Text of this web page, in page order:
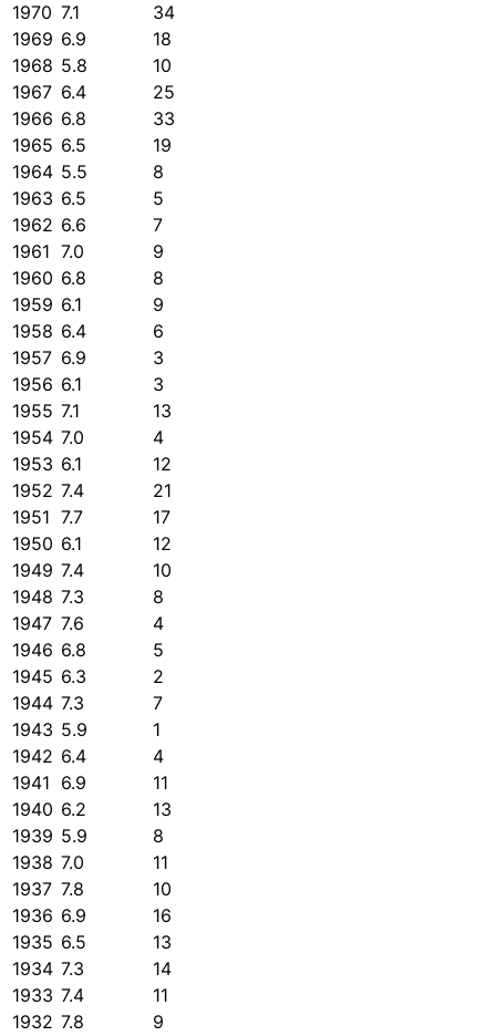
1970 7.1
34
1969 6.9
18
1968 5.8
10
1967 6.4
25
1966 6.8
33
1965 6.5
19
1964 5.5
8
1963 6.5
5
1962 6.6
7
1961 7.0
9
1960 6.8
8
1959 6.1
9
1958 6.4
6
1957 6.9
3
1956 6.1
3
1955 7.1
13
1954 7.0
4
1953 6.1
12
1952 7.4
21
1951 7.7
17
1950 6.1
12
1949 7.4
10
1948 7.3
8
1947 7.6
4
1946 6.8
5
1945 6.3
2
1944 7.3
7
1943 5.9
1
1942 6.4
4
1941 6.9
11
1940 6.2
13
1939 5.9
8
1938 7.0
11
1937 7.8
10
1936 6.9
16
1935 6.5
13
1934 7.3
14
1933 7.4
11
1932 7.8
9